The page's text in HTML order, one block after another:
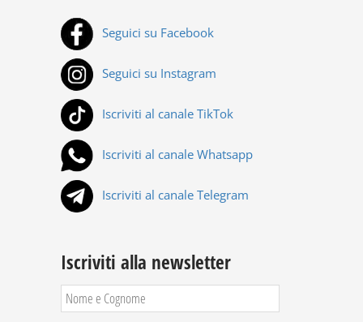
Seguici su Facebook
Seguici su Instagram
Iscriviti al canale TikTok
Iscriviti al canale Whatsapp
Iscriviti al canale Telegram
Iscriviti alla newsletter